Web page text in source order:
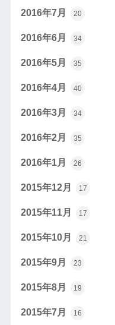
2016年7月 20
2016年6月 34
2016年5月 35
2016年4月 40
2016年3月 34
2016年2月 35
2016年1月 26
2015年12月 17
2015年11月 17
2015年10月 21
2015年9月 23
2015年8月 19
2015年7月 16